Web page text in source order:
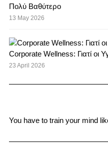
Πολύ Βαθύτερο
13 May 2026
Corporate Wellness: Γιατί οι
23 April 2026
You have to train your mind